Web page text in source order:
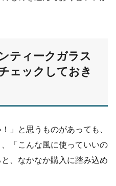
ティークガラス
ェックしておき
」と思うものがあっても、
「こんな風に使っていいの
、なかなか購入に踏み込め